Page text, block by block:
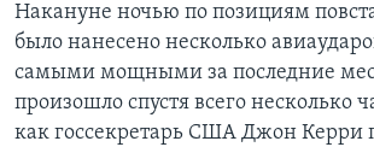
Накануне ночью по позициям
было нанесено несколько
самыми мощными за последние
произошло спустя всего несколько
как госсекретарь США Джон Керри